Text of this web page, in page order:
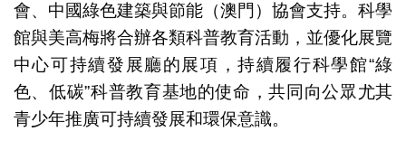
會、中國綠色建築與節能（澳門）協會支持。科學
館與美高梅將合辦各類科普教育活動，並優化展覽
中心可持續發展廳的展項，持續履行科學館“綠
色、低碳”科普教育基地的使命，共同向公眾尤其
青少年推廣可持續發展和環保意識。